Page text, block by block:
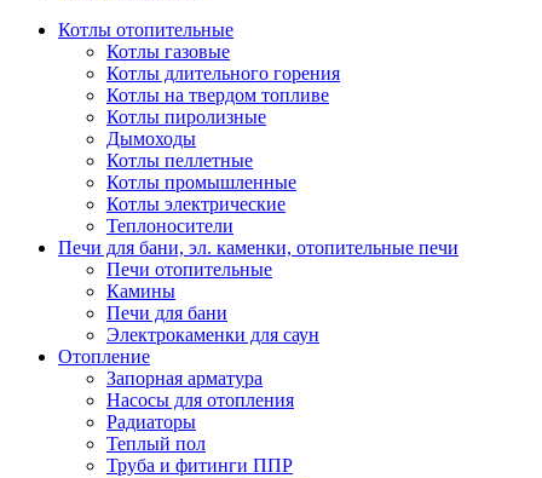
Котлы отопительные
Котлы газовые
Котлы длительного горения
Котлы на твердом топливе
Котлы пиролизные
Дымоходы
Котлы пеллетные
Котлы промышленные
Котлы электрические
Теплоносители
Печи для бани, эл. каменки, отопительные печи
Печи отопительные
Камины
Печи для бани
Электрокаменки для саун
Отопление
Запорная арматура
Насосы для отопления
Радиаторы
Теплый пол
Труба и фитинги ППР